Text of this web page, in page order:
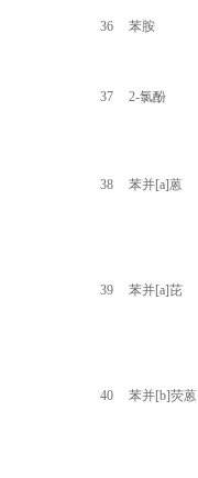
36 苯胺
37 2-氯酚
38 苯并[a]蒽
39 苯并[a]芘
40 苯并[b]荧蒽